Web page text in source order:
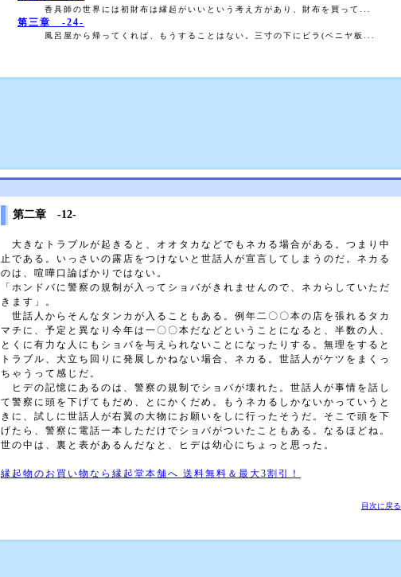
香具師の世界には初財布は縁起がいいという考え方があり、財布を買って...
第三章 -24-
風呂屋から帰ってくれば、もうすることはない。三寸の下にビラ(ベニヤ板...
第二章 -12-
大きなトラブルが起きると、オオタカなどでもネカる場合がある。つまり中
止である。いっさいの露店をつけないと世話人が宣言してしまうのだ。ネカる
のは、喧嘩口論ばかりではない。
「ホンドバに警察の規制が入ってショバがきれませんので、ネカらしていただ
きます」。
世話人からそんなタンカが入ることもある。例年二〇〇本の店を張れるタカ
マチに、予定と異なり今年は一〇〇本だなどということになると、半数の人、
とくに有力な人にもショバを与えられないことになったりする。無理をすると
トラブル、大立ち回りに発展しかねない場合、ネカる。世話人がケツをまくっ
ちゃうって感じだ。
ヒデの記憶にあるのは、警察の規制でショバが壊れた。世話人が事情を話し
て警察に頭を下げてもだめ、とにかくだめ。もうネカるしかないかっていうと
きに、試しに世話人が右翼の大物にお願いをしに行ったそうだ。そこで頭を下
げたら、警察に電話一本しただけでショバがついたこともある。なるほどね。
世の中は、裏と表があるんだなと、ヒデは幼心にちょっと思った。
縁起物のお買い物なら縁起堂本舗へ 送料無料＆最大3割引！
目次に戻る